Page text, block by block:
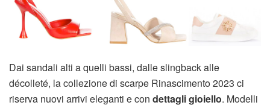
Dai sandali alti a quelli bassi, dalle slingback alle
décolleté, la collezione di scarpe Rinascimento 2023 ci
riserva nuovi arrivi eleganti e con dettagli gioiello. Modelli